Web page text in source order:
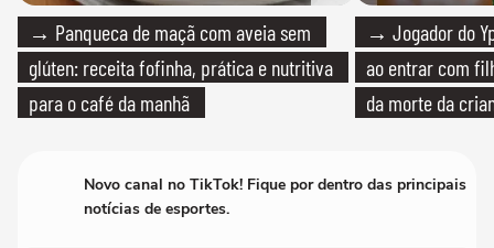
→ Panqueca de maçã com aveia sem
glúten: receita fofinha, prática e nutritiva
para o café da manhã
→ Jogador do
ao entrar com
da morte da
Novo canal no TikTok! Fique por dentro das principais
notícias de esportes.